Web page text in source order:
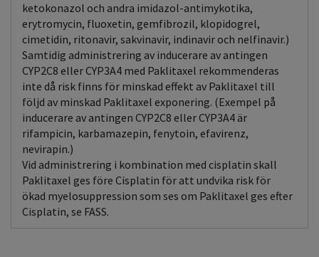
ketokonazol och andra imidazol-antimykotika,
erytromycin, fluoxetin, gemfibrozil, klopidogrel,
cimetidin, ritonavir, sakvinavir, indinavir och nelfinavir.)
Samtidig administrering av inducerare av antingen
CYP2C8 eller CYP3A4 med Paklitaxel rekommenderas
inte då risk finns för minskad effekt av Paklitaxel till
följd av minskad Paklitaxel exponering. (Exempel på
inducerare av antingen CYP2C8 eller CYP3A4 är
rifampicin, karbamazepin, fenytoin, efavirenz,
nevirapin.)
Vid administrering i kombination med cisplatin skall
Paklitaxel ges före Cisplatin för att undvika risk för
ökad myelosuppression som ses om Paklitaxel ges efter
Cisplatin, se FASS.